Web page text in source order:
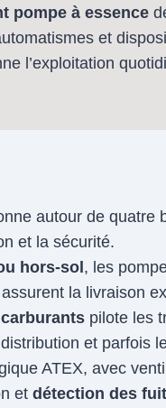
pompe à essence
et
l’exploitation
autour de quatre
et la sécurité.
hors-sol, les
assurent la livraison
pilote les
et parfois
ATEX, avec
et détection des